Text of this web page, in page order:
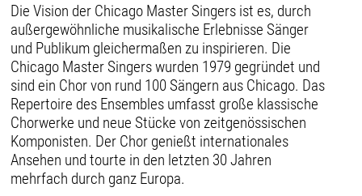
Die Vision der Chicago Master Singers ist es, durch
außergewöhnliche musikalische Erlebnisse Sänger
und Publikum gleichermaßen zu inspirieren. Die
Chicago Master Singers wurden 1979 gegründet und
sind ein Chor von rund 100 Sängern aus Chicago. Das
Repertoire des Ensembles umfasst große klassische
Chorwerke und neue Stücke von zeitgenössischen
Komponisten. Der Chor genießt internationales
Ansehen und tourte in den letzten 30 Jahren
mehrfach durch ganz Europa.